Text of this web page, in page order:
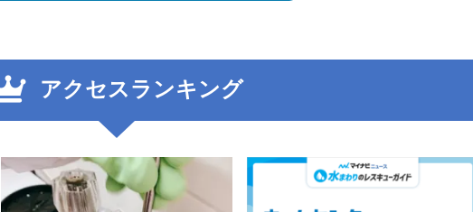
アクセスランキング
2